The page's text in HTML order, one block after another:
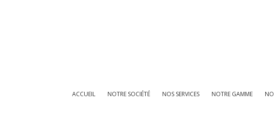
ACCUEIL NOTRE SOCIÉTÉ NOS SERVICES NOTRE GAMME